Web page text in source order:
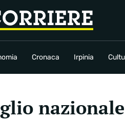
Cronaca Irpinia
Irpinia Sport